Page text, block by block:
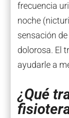
frecuencia
noche
sensación
dolorosa. El
ayudarle a
¿Qué